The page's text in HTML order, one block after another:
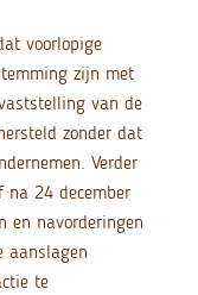
voorlopige
zijn met
van de
zonder dat
Verder
na 24 december
en navorderingen
aanslagen
te